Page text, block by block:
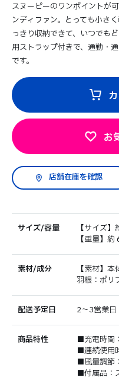
スヌーピーのワンポイントが
ンディファン。とっても小さ
っきり収納できて、いつでも
用ストラップ付きで、通勤・
です。
お
サイズ/容量
【サイズ
【重量】約
素材/成分
【素材】
羽根：ポリ
配送予定日 2～3営業日
商品特性
■充電時間
■連続使用
■風量調節
■付属品：